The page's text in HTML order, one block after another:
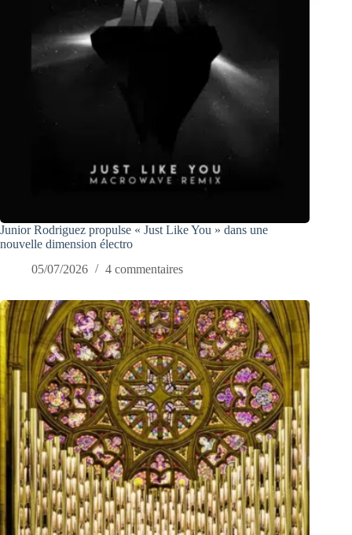
Junior Rodriguez propulse « Just Like You » dans une
nouvelle dimension électro
05/07/2026
4 commentaires